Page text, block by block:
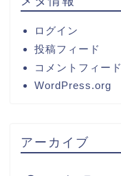
ログイン
投稿フィード
コメントフィード
WordPress.org
アーカイブ